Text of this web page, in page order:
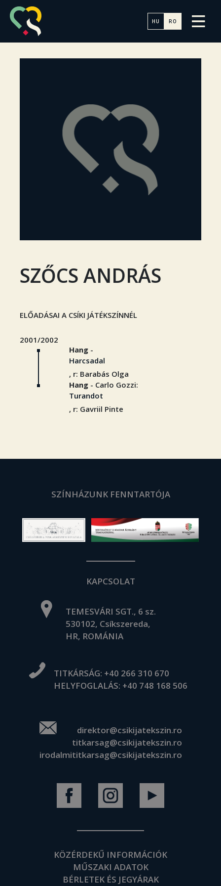
HU RO
SZŐCS ANDRÁS
ELŐADÁSAI A CSÍKI JÁTÉKSZÍNNÉL
2001/2002
Hang -
Harcsadal
, r: Barabás Olga
Hang - Carlo Gozzi:
Turandot
, r: Gavriil Pinte
SZÍNHÁZUNK FENNTARTÓJA
KAPCSOLAT
TEMESVÁRI SGT., 6 sz.
530102, Csíkszereda,
HR, ROMÁNIA
TITKÁRSÁG: +40 266 310 670
HELYFOGLALÁS: +40 748 168 506
direktor@csikijatekszin.ro
titkarsag@csikijatekszin.ro
irodalmititkarsag@csikijatekszin.ro
KÖZÉRDEKŰ INFORMÁCIÓK
MŰSZAKI ADATOK
BÉRLETEK ÉS JEGYÁRAK